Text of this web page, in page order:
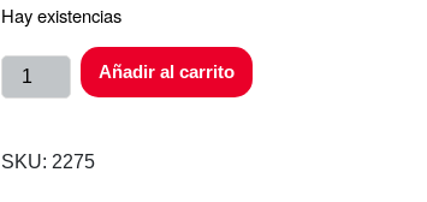
Hay existencias
Añadir al carrito
SKU: 2275